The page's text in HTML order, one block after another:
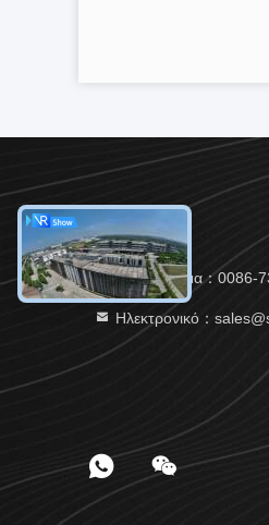
Τηλεφώνημα：0086-
Ηλεκτρονικό：